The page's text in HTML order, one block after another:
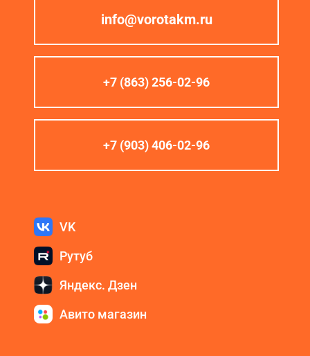
info@vorotakm.ru
+7 (863) 256-02-96
+7 (903) 406-02-96
VK
Рутуб
Яндекс. Дзен
Авито магазин